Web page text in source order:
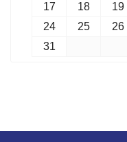
17
18 19
24
25 26
31